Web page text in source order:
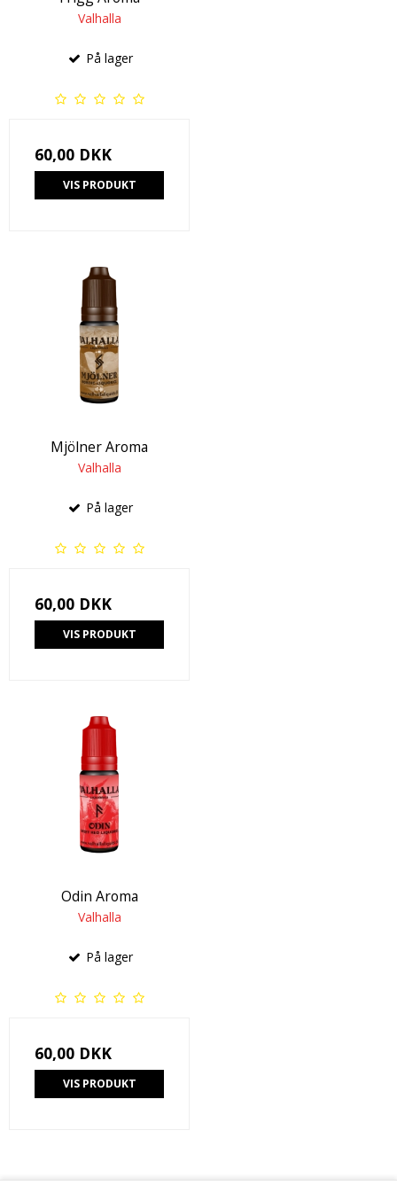
Valhalla
På lager
60,00 DKK
VIS PRODUKT
Mjölner Aroma
Valhalla
På lager
60,00 DKK
VIS PRODUKT
Odin Aroma
Valhalla
På lager
60,00 DKK
VIS PRODUKT